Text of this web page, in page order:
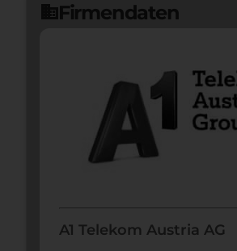
domainFirmendaten
A1 Telekom Austria AG